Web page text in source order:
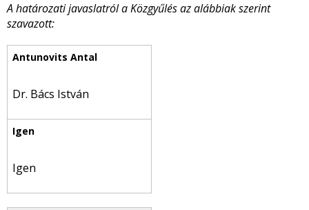
A határozati javaslatról a Közgyűlés az alábbiak szerint
szavazott:
Dr. Bács István
Igen